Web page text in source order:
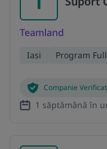
Teamland
Iasi Program
Companie
1 săptămână în